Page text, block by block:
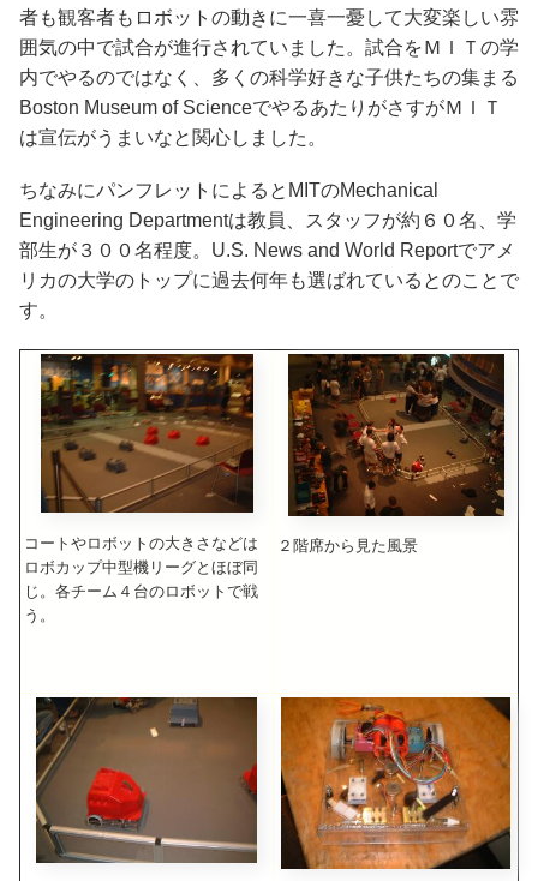
者も観客者もロボットの動きに一喜一憂して大変楽しい雰
囲気の中で試合が進行されていました。試合をＭＩＴの学
内でやるのではなく、多くの科学好きな子供たちの集まる
Boston Museum of ScienceでやるあたりがさすがＭＩＴ
は宣伝がうまいなと関心しました。
ちなみにパンフレットによるとMITのMechanical
Engineering Departmentは教員、スタッフが約６０名、学
部生が３００名程度。U.S. News and World Reportでアメ
リカの大学のトップに過去何年も選ばれているとのことで
す。
コートやロボットの大きさなどは
ロボカップ中型機リーグとほぼ同
じ。各チーム４台のロボットで戦
う。
２階席から見た風景